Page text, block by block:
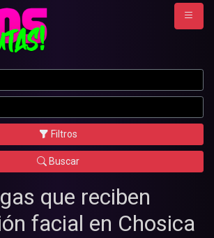
Filtros
Buscar
que reciben
facial en Chosica